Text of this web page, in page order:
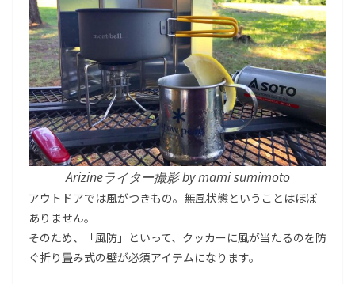
Arizineライター撮影 by mami sumimoto
アウトドアでは風がつきもの。無風状態ということはほぼ
ありません。
そのため、「風防」といって、クッカーに風が当たるのを防
ぐ折り畳み式の壁が必須アイテムになります。